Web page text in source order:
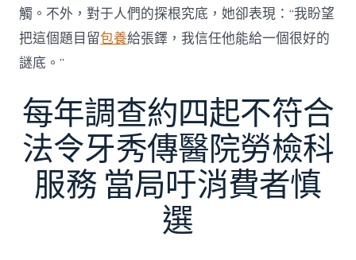
觸。不外，對于人們的探根究底，她卻表現：“我盼望
把這個題目留包養給張鐸，我信任他能給一個很好的
謎底。”
每年調查約四起不符合
法令牙秀傳醫院勞檢科
服務 當局吁消費者慎
選